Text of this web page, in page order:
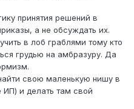
принятия решений в
а не обсуждать их.
в лоб граблями тому кто
грудью на амбразуру. Да
свою маленькую нишу в
ИП) и делать там свой